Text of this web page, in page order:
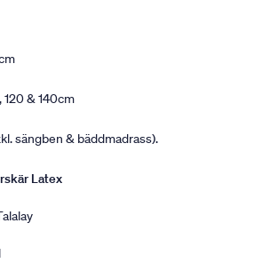
120 & 140cm
sängben & bäddmadrass).
Latex